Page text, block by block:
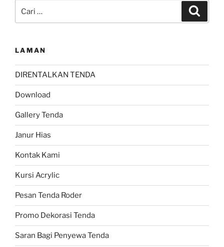
untuk:
LAMAN
DIRENTALKAN TENDA
Download
Gallery Tenda
Janur Hias
Kontak Kami
Kursi Acrylic
Pesan Tenda Roder
Promo Dekorasi Tenda
Saran Bagi Penyewa Tenda